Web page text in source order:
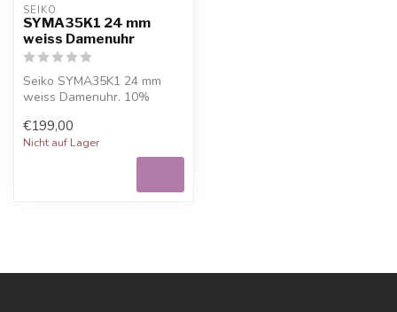
SEIKO
SYMA35K1 24 mm
weiss Damenuhr
Seiko SYMA35K1 24 mm
weiss Damenuhr. 10%
Juwelier De Vaal,...
€199,00
Nicht auf Lager